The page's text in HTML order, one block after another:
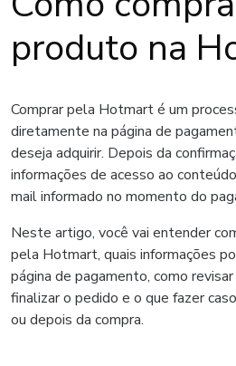
produto na
Comprar pela Hotmart é um
diretamente na página de
deseja adquirir. Depois da
informações de acesso ao
mail informado no momento do
Neste artigo, você vai entender
pela Hotmart, quais informações
página de pagamento, como
finalizar o pedido e o que fazer
ou depois da compra.